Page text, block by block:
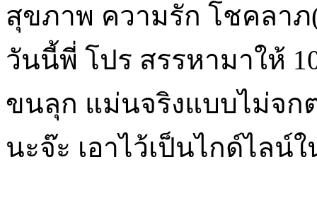
สุขภาพ ความรัก โชคลาภ
วันนี้พี่ โปร สรรหามาให้
ขนลุก แม่นจริงแบบไม่จ
นะจ๊ะ เอาไว้เป็นไกด์ไลน์